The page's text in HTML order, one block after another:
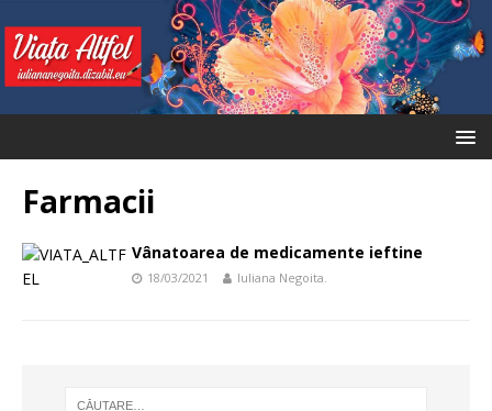
Farmacii
Vânatoarea de medicamente ieftine
18/03/2021 Iuliana Negoita.